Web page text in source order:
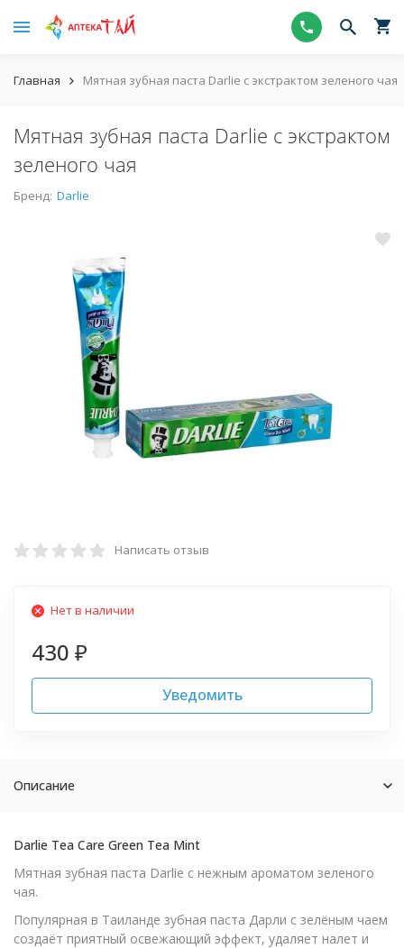
Главная Мятная зубная паста Darlie с экстрактом зеленого чая
Мятная зубная паста Darlie с экстрактом
зеленого чая
Бренд: Darlie
Написать отзыв
Нет в наличии
430 ₽
Уведомить
Описание
Darlie Tea Care Green Tea Mint
Мятная зубная паста Darlie с нежным ароматом зеленого
чая.
Популярная в Таиланде зубная паста Дарли с зелёным чаем
создаёт приятный освежающий эффект, удаляет налет и